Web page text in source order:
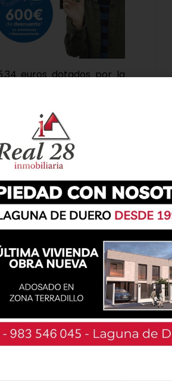
euros dotados por la
durante 2021. Así se
de la asignación de las
cual asciende a un total
de la región. Para
de proyectos de
que permitirá
a la recuperación
compatibles con el
de la Agenda 2030. Los
de Laguna de Duero-
euros. Los municipios
recibirán ayudas para
menores de 1.000
7.964.600 euros.